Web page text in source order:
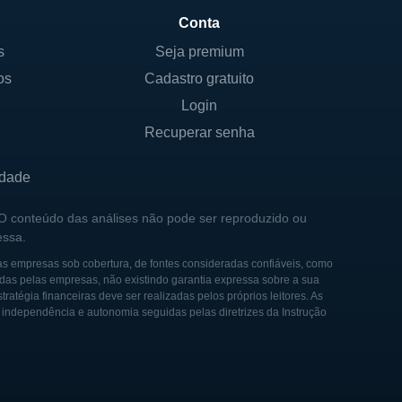
A empresa foi
para diversos setores.
que muitos projetos de
uma série de
imobiliário e grandes
edifícios icônicos a
inerente desses
continua a buscar
integrando
Conta
Seja premium
Cadastro gratuito
Login
Recuperar senha
conteúdo das análises não pode ser reproduzido ou
sob cobertura, de fontes consideradas confiáveis, como
pelas empresas, não existindo garantia expressa sobre a sua
financeiras deve ser realizadas pelos próprios leitores. As
e autonomia seguidas pelas diretrizes da Instrução